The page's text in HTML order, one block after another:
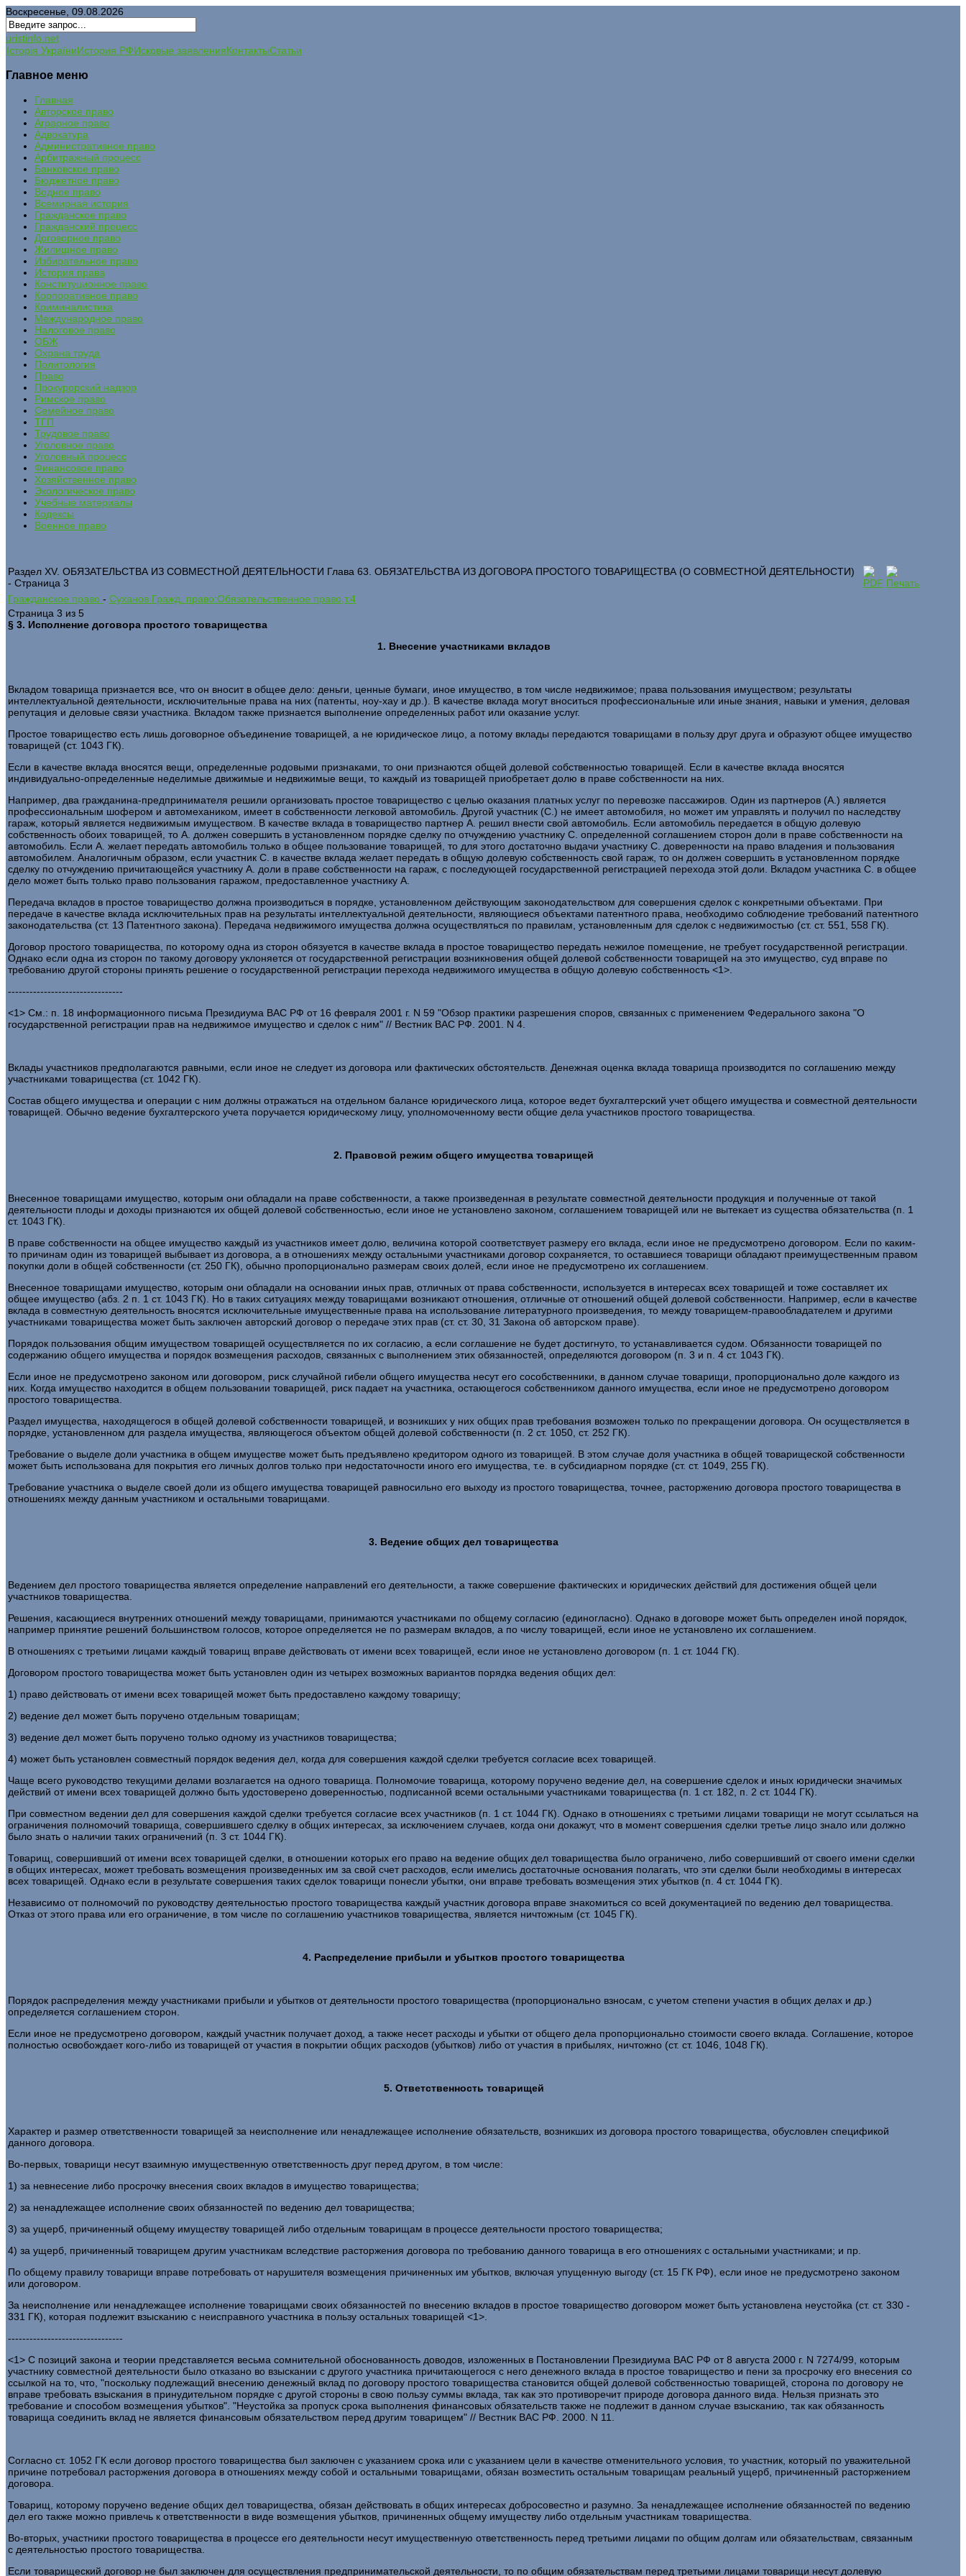
Воскресенье, 09.08.2026
uristinfo.net
Історія УкраїниИстория РФИсковые заявленияКонтактыСтатьи
Главное меню
Главная
Авторское право
Аграрное право
Адвокатура
Административное право
Арбитражный процесс
Банковское право
Бюджетное право
Водное право
Всемирная история
Гражданское право
Гражданский процесс
Договорное право
Жилищное право
Избирательное право
История права
Конституционное право
Корпоративное право
Криминалистика
Международное право
Налоговое право
ОБЖ
Охрана труда
Политология
Право
Прокурорский надзор
Римское право
Семейное право
ТГП
Трудовое право
Уголовное право
Уголовный процесс
Финансовое право
Хозяйственное право
Экологическое право
Учебные материалы
Кодексы
Военное право
Раздел XV. ОБЯЗАТЕЛЬСТВА ИЗ СОВМЕСТНОЙ ДЕЯТЕЛЬНОСТИ Глава 63. ОБЯЗАТЕЛЬСТВА ИЗ ДОГОВОРА ПРОСТОГО ТОВАРИЩЕСТВА (О СОВМЕСТНОЙ ДЕЯТЕЛЬНОСТИ)
- Страница 3
Гражданское право - Суханов Гражд. право:Обязательственное право,т.4
Страница 3 из 5
§ 3. Исполнение договора простого товарищества
1. Внесение участниками вкладов
Вкладом товарища признается все, что он вносит в общее дело: деньги, ценные бумаги, иное имущество, в том числе недвижимое; права пользования имуществом; результаты
интеллектуальной деятельности, исключительные права на них (патенты, ноу-хау и др.). В качестве вклада могут вноситься профессиональные или иные знания, навыки и умения, деловая
репутация и деловые связи участника. Вкладом также признается выполнение определенных работ или оказание услуг.
Простое товарищество есть лишь договорное объединение товарищей, а не юридическое лицо, а потому вклады передаются товарищами в пользу друг друга и образуют общее имущество
товарищей (ст. 1043 ГК).
Если в качестве вклада вносятся вещи, определенные родовыми признаками, то они признаются общей долевой собственностью товарищей. Если в качестве вклада вносятся
индивидуально-определенные неделимые движимые и недвижимые вещи, то каждый из товарищей приобретает долю в праве собственности на них.
Например, два гражданина-предпринимателя решили организовать простое товарищество с целью оказания платных услуг по перевозке пассажиров. Один из партнеров (А.) является
профессиональным шофером и автомехаником, имеет в собственности легковой автомобиль. Другой участник (С.) не имеет автомобиля, но может им управлять и получил по наследству
гараж, который является недвижимым имуществом. В качестве вклада в товарищество партнер А. решил внести свой автомобиль. Если автомобиль передается в общую долевую
собственность обоих товарищей, то А. должен совершить в установленном порядке сделку по отчуждению участнику С. определенной соглашением сторон доли в праве собственности на
автомобиль. Если А. желает передать автомобиль только в общее пользование товарищей, то для этого достаточно выдачи участнику С. доверенности на право владения и пользования
автомобилем. Аналогичным образом, если участник С. в качестве вклада желает передать в общую долевую собственность свой гараж, то он должен совершить в установленном порядке
сделку по отчуждению причитающейся участнику А. доли в праве собственности на гараж, с последующей государственной регистрацией перехода этой доли. Вкладом участника С. в общее
дело может быть только право пользования гаражом, предоставленное участнику А.
Передача вкладов в простое товарищество должна производиться в порядке, установленном действующим законодательством для совершения сделок с конкретными объектами. При
передаче в качестве вклада исключительных прав на результаты интеллектуальной деятельности, являющиеся объектами патентного права, необходимо соблюдение требований патентного
законодательства (ст. 13 Патентного закона). Передача недвижимого имущества должна осуществляться по правилам, установленным для сделок с недвижимостью (ст. ст. 551, 558 ГК).
Договор простого товарищества, по которому одна из сторон обязуется в качестве вклада в простое товарищество передать нежилое помещение, не требует государственной регистрации.
Однако если одна из сторон по такому договору уклоняется от государственной регистрации возникновения общей долевой собственности товарищей на это имущество, суд вправе по
требованию другой стороны принять решение о государственной регистрации перехода недвижимого имущества в общую долевую собственность <1>.
--------------------------------
<1> См.: п. 18 информационного письма Президиума ВАС РФ от 16 февраля 2001 г. N 59 "Обзор практики разрешения споров, связанных с применением Федерального закона "О
государственной регистрации прав на недвижимое имущество и сделок с ним" // Вестник ВАС РФ. 2001. N 4.
Вклады участников предполагаются равными, если иное не следует из договора или фактических обстоятельств. Денежная оценка вклада товарища производится по соглашению между
участниками товарищества (ст. 1042 ГК).
Состав общего имущества и операции с ним должны отражаться на отдельном балансе юридического лица, которое ведет бухгалтерский учет общего имущества и совместной деятельности
товарищей. Обычно ведение бухгалтерского учета поручается юридическому лицу, уполномоченному вести общие дела участников простого товарищества.
2. Правовой режим общего имущества товарищей
Внесенное товарищами имущество, которым они обладали на праве собственности, а также произведенная в результате совместной деятельности продукция и полученные от такой
деятельности плоды и доходы признаются их общей долевой собственностью, если иное не установлено законом, соглашением товарищей или не вытекает из существа обязательства (п. 1
ст. 1043 ГК).
В праве собственности на общее имущество каждый из участников имеет долю, величина которой соответствует размеру его вклада, если иное не предусмотрено договором. Если по каким-
то причинам один из товарищей выбывает из договора, а в отношениях между остальными участниками договор сохраняется, то оставшиеся товарищи обладают преимущественным правом
покупки доли в общей собственности (ст. 250 ГК), обычно пропорционально размерам своих долей, если иное не предусмотрено их соглашением.
Внесенное товарищами имущество, которым они обладали на основании иных прав, отличных от права собственности, используется в интересах всех товарищей и тоже составляет их
общее имущество (абз. 2 п. 1 ст. 1043 ГК). Но в таких ситуациях между товарищами возникают отношения, отличные от отношений общей долевой собственности. Например, если в качестве
вклада в совместную деятельность вносятся исключительные имущественные права на использование литературного произведения, то между товарищем-правообладателем и другими
участниками товарищества может быть заключен авторский договор о передаче этих прав (ст. ст. 30, 31 Закона об авторском праве).
Порядок пользования общим имуществом товарищей осуществляется по их согласию, а если соглашение не будет достигнуто, то устанавливается судом. Обязанности товарищей по
содержанию общего имущества и порядок возмещения расходов, связанных с выполнением этих обязанностей, определяются договором (п. 3 и п. 4 ст. 1043 ГК).
Если иное не предусмотрено законом или договором, риск случайной гибели общего имущества несут его сособственники, в данном случае товарищи, пропорционально доле каждого из
них. Когда имущество находится в общем пользовании товарищей, риск падает на участника, остающегося собственником данного имущества, если иное не предусмотрено договором
простого товарищества.
Раздел имущества, находящегося в общей долевой собственности товарищей, и возникших у них общих прав требования возможен только по прекращении договора. Он осуществляется в
порядке, установленном для раздела имущества, являющегося объектом общей долевой собственности (п. 2 ст. 1050, ст. 252 ГК).
Требование о выделе доли участника в общем имуществе может быть предъявлено кредитором одного из товарищей. В этом случае доля участника в общей товарищеской собственности
может быть использована для покрытия его личных долгов только при недостаточности иного его имущества, т.е. в субсидиарном порядке (ст. ст. 1049, 255 ГК).
Требование участника о выделе своей доли из общего имущества товарищей равносильно его выходу из простого товарищества, точнее, расторжению договора простого товарищества в
отношениях между данным участником и остальными товарищами.
3. Ведение общих дел товарищества
Ведением дел простого товарищества является определение направлений его деятельности, а также совершение фактических и юридических действий для достижения общей цели
участников товарищества.
Решения, касающиеся внутренних отношений между товарищами, принимаются участниками по общему согласию (единогласно). Однако в договоре может быть определен иной порядок,
например принятие решений большинством голосов, которое определяется не по размерам вкладов, а по числу товарищей, если иное не установлено их соглашением.
В отношениях с третьими лицами каждый товарищ вправе действовать от имени всех товарищей, если иное не установлено договором (п. 1 ст. 1044 ГК).
Договором простого товарищества может быть установлен один из четырех возможных вариантов порядка ведения общих дел:
1) право действовать от имени всех товарищей может быть предоставлено каждому товарищу;
2) ведение дел может быть поручено отдельным товарищам;
3) ведение дел может быть поручено только одному из участников товарищества;
4) может быть установлен совместный порядок ведения дел, когда для совершения каждой сделки требуется согласие всех товарищей.
Чаще всего руководство текущими делами возлагается на одного товарища. Полномочие товарища, которому поручено ведение дел, на совершение сделок и иных юридически значимых
действий от имени всех товарищей должно быть удостоверено доверенностью, подписанной всеми остальными участниками товарищества (п. 1 ст. 182, п. 2 ст. 1044 ГК).
При совместном ведении дел для совершения каждой сделки требуется согласие всех участников (п. 1 ст. 1044 ГК). Однако в отношениях с третьими лицами товарищи не могут ссылаться на
ограничения полномочий товарища, совершившего сделку в общих интересах, за исключением случаев, когда они докажут, что в момент совершения сделки третье лицо знало или должно
было знать о наличии таких ограничений (п. 3 ст. 1044 ГК).
Товарищ, совершивший от имени всех товарищей сделки, в отношении которых его право на ведение общих дел товарищества было ограничено, либо совершивший от своего имени сделки
в общих интересах, может требовать возмещения произведенных им за свой счет расходов, если имелись достаточные основания полагать, что эти сделки были необходимы в интересах
всех товарищей. Однако если в результате совершения таких сделок товарищи понесли убытки, они вправе требовать возмещения этих убытков (п. 4 ст. 1044 ГК).
Независимо от полномочий по руководству деятельностью простого товарищества каждый участник договора вправе знакомиться со всей документацией по ведению дел товарищества.
Отказ от этого права или его ограничение, в том числе по соглашению участников товарищества, является ничтожным (ст. 1045 ГК).
4. Распределение прибыли и убытков простого товарищества
Порядок распределения между участниками прибыли и убытков от деятельности простого товарищества (пропорционально взносам, с учетом степени участия в общих делах и др.)
определяется соглашением сторон.
Если иное не предусмотрено договором, каждый участник получает доход, а также несет расходы и убытки от общего дела пропорционально стоимости своего вклада. Соглашение, которое
полностью освобождает кого-либо из товарищей от участия в покрытии общих расходов (убытков) либо от участия в прибылях, ничтожно (ст. ст. 1046, 1048 ГК).
5. Ответственность товарищей
Характер и размер ответственности товарищей за неисполнение или ненадлежащее исполнение обязательств, возникших из договора простого товарищества, обусловлен спецификой
данного договора.
Во-первых, товарищи несут взаимную имущественную ответственность друг перед другом, в том числе:
1) за невнесение либо просрочку внесения своих вкладов в имущество товарищества;
2) за ненадлежащее исполнение своих обязанностей по ведению дел товарищества;
3) за ущерб, причиненный общему имуществу товарищей либо отдельным товарищам в процессе деятельности простого товарищества;
4) за ущерб, причиненный товарищем другим участникам вследствие расторжения договора по требованию данного товарища в его отношениях с остальными участниками; и пр.
По общему правилу товарищи вправе потребовать от нарушителя возмещения причиненных им убытков, включая упущенную выгоду (ст. 15 ГК РФ), если иное не предусмотрено законом
или договором.
За неисполнение или ненадлежащее исполнение товарищами своих обязанностей по внесению вкладов в простое товарищество договором может быть установлена неустойка (ст. ст. 330 -
331 ГК), которая подлежит взысканию с неисправного участника в пользу остальных товарищей <1>.
--------------------------------
<1> С позиций закона и теории представляется весьма сомнительной обоснованность доводов, изложенных в Постановлении Президиума ВАС РФ от 8 августа 2000 г. N 7274/99, которым
участнику совместной деятельности было отказано во взыскании с другого участника причитающегося с него денежного вклада в простое товарищество и пени за просрочку его внесения со
ссылкой на то, что, "поскольку подлежащий внесению денежный вклад по договору простого товарищества становится общей долевой собственностью товарищей, сторона по договору не
вправе требовать взыскания в принудительном порядке с другой стороны в свою пользу суммы вклада, так как это противоречит природе договора данного вида. Нельзя признать это
требование и способом возмещения убытков". "Неустойка за пропуск срока выполнения финансовых обязательств также не подлежит в данном случае взысканию, так как обязанность
товарища соединить вклад не является финансовым обязательством перед другим товарищем" // Вестник ВАС РФ. 2000. N 11.
Согласно ст. 1052 ГК если договор простого товарищества был заключен с указанием срока или с указанием цели в качестве отменительного условия, то участник, который по уважительной
причине потребовал расторжения договора в отношениях между собой и остальными товарищами, обязан возместить остальным товарищам реальный ущерб, причиненный расторжением
договора.
Товарищ, которому поручено ведение общих дел товарищества, обязан действовать в общих интересах добросовестно и разумно. За ненадлежащее исполнение обязанностей по ведению
дел его также можно привлечь к ответственности в виде возмещения убытков, причиненных общему имуществу либо отдельным участникам товарищества.
Во-вторых, участники простого товарищества в процессе его деятельности несут имущественную ответственность перед третьими лицами по общим долгам или обязательствам, связанным
с деятельностью простого товарищества.
Если товарищеский договор не был заключен для осуществления предпринимательской деятельности, то по общим обязательствам перед третьими лицами товарищи несут долевую